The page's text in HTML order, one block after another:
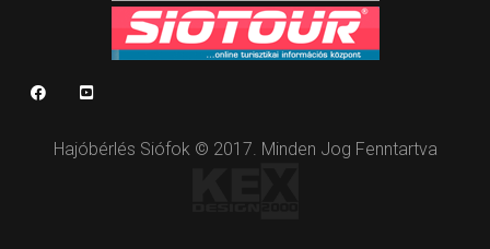
Hajóbérlés Siófok © 2017. Minden Jog Fenntartva